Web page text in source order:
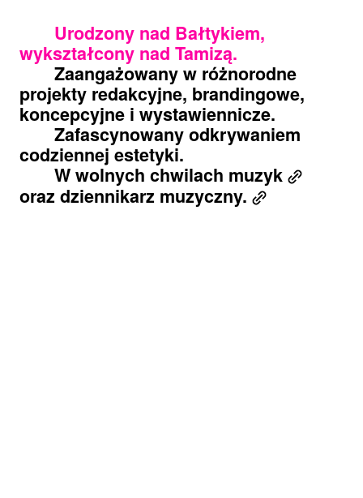
Urodzony nad Bałtykiem,
wykształcony nad Tamizą.
Zaangażowany w różnorodne
projekty redakcyjne, brandingowe,
koncepcyjne i wystawiennicze.
Zafascynowany odkrywaniem
codziennej estetyki.
W wolnych chwilach muzyk
oraz dziennikarz muzyczny.